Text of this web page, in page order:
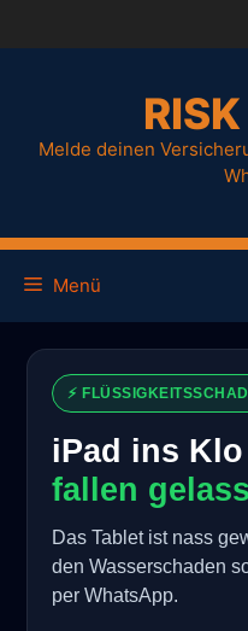
Melde deinen
Menü
⚡
iPad ins Klo
fallen
Das Tablet ist nass
den Wasserschaden
per WhatsApp.